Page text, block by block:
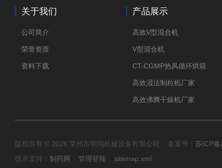
关于我们
公司简介
荣誉资质
资料下载
产品展示
高效V型混合机
V型混合机
CT-CGMP热风循环烘箱
高效湿法制粒机厂家
高效沸腾干燥机厂家
版权所有 © 2026 常州市明纯机械设备有限公司 备案号： 苏ICP
技术支持： 制药网 管理登陆 sitemap.xml